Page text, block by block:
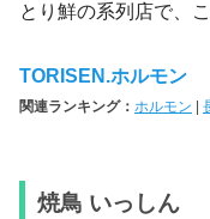
とり鮮の系列店で、
TORISEN.ホルモン
関連ランキング： ホルモン
焼鳥 いっしん